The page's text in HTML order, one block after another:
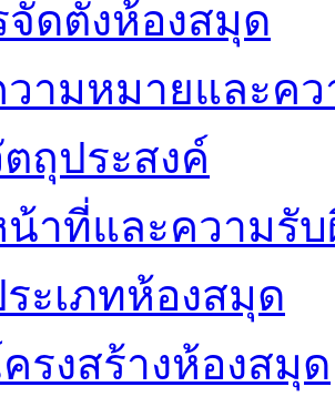
จัดตั้งห้องสมุด
วามหมายและค
ถุประสงค์
าที่และความรั
ะเภทห้องสมุด
รงสร้างห้องสมุด